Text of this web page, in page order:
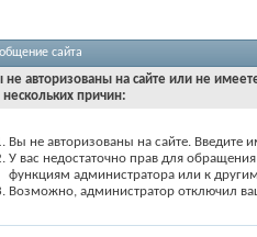
сайта
не авторизованы на сайте или не
нескольких причин:
Вы не авторизованы на сайте. Введите
У вас недостаточно прав для
функциям администратора или к
Возможно, администратор отключил